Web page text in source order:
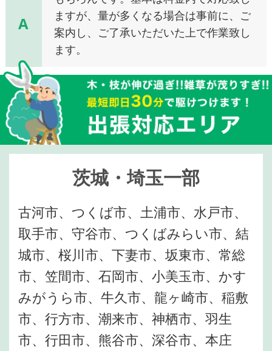
A
ますが、量が多くなる場合は事前に、ご
案内し、ご了承いただいた上で作業致し
ます。
茨城・埼玉一部
古河市、つくば市、土浦市、水戸市、
取手市、守谷市、つくばみらい市、結
城市、桜川市、下妻市、坂東市、常総
市、笠間市、石岡市、小美玉市、かす
みがうら市、牛久市、龍ヶ崎市、稲敷
市、行方市、潮来市、神栖市、羽生
市、行田市、熊谷市、深谷市、本庄